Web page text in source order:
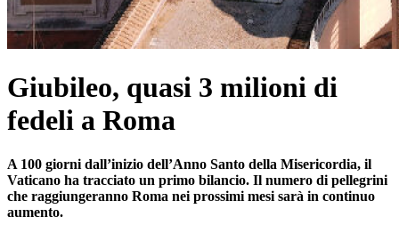
Giubileo, quasi 3 milioni di
fedeli a Roma
A 100 giorni dall’inizio dell’Anno Santo della Misericordia, il
Vaticano ha tracciato un primo bilancio. Il numero di pellegrini
che raggiungeranno Roma nei prossimi mesi sarà in continuo
aumento.